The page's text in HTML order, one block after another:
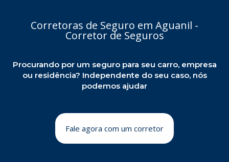
Corretoras de Seguro em Aguanil -
Corretor de Seguros
Procurando por um seguro para seu carro, empresa
ou residência? Independente do seu caso, nós
podemos ajudar
Fale agora com um corretor